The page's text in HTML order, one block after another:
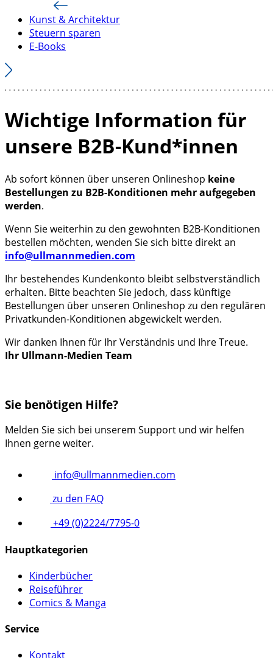
Kunst & Architektur
Steuern sparen
E-Books
Wichtige Information für
unsere B2B-Kund*innen
Ab sofort können über unseren Onlineshop keine
Bestellungen zu B2B-Konditionen mehr aufgegeben
werden.
Wenn Sie weiterhin zu den gewohnten B2B-Konditionen
bestellen möchten, wenden Sie sich bitte direkt an
info@ullmannmedien.com
Ihr bestehendes Kundenkonto bleibt selbstverständlich
erhalten. Bitte beachten Sie jedoch, dass künftige
Bestellungen über unseren Onlineshop zu den regulären
Privatkunden-Konditionen abgewickelt werden.
Wir danken Ihnen für Ihr Verständnis und Ihre Treue.
Ihr Ullmann-Medien Team
Sie benötigen Hilfe?
Melden Sie sich bei unserem Support und wir helfen
Ihnen gerne weiter.
info@ullmannmedien.com
zu den FAQ
+49 (0)2224/7795-0
Hauptkategorien
Kinderbücher
Reiseführer
Comics & Manga
Service
Kontakt